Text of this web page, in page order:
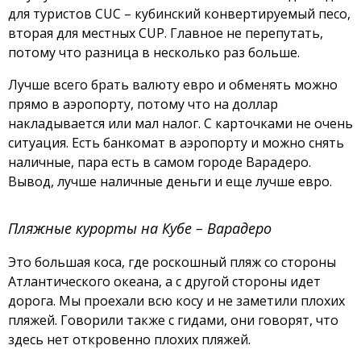
для туристов CUC – кубинский конвертируемый песо,
вторая для местных CUP. Главное не перепутать,
потому что разница в несколько раз больше.
Лучше всего брать валюту евро и обменять можно
прямо в аэропорту, потому что на доллар
накладывается или мал налог. С карточками не очень
ситуация. Есть банкомат в аэропорту и можно снять
наличные, пара есть в самом городе Варадеро.
Вывод, лучше наличные деньги и еще лучше евро.
Пляжные курорты на Кубе – Варадеро
Это большая коса, где роскошный пляж со стороны
Атлантического океана, а с другой стороны идет
дорога. Мы проехали всю косу и не заметили плохих
пляжей. Говорили также с гидами, они говорят, что
здесь нет откровенно плохих пляжей.